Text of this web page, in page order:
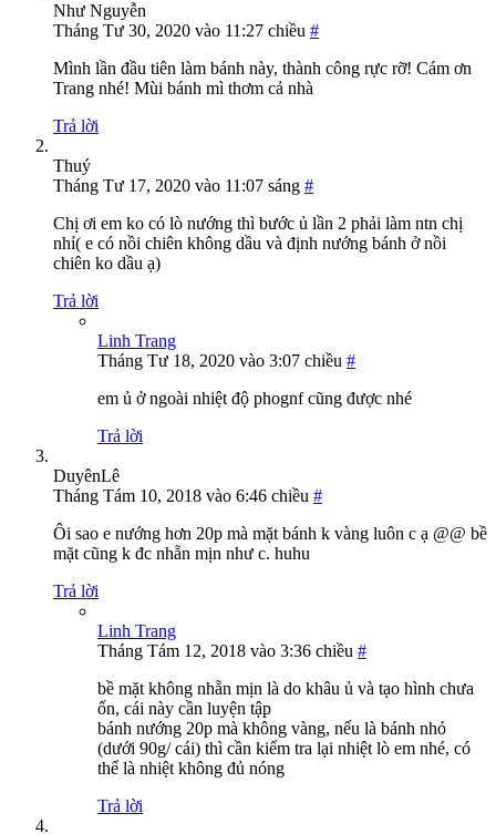
Như Nguyễn
Tháng Tư 30, 2020 vào 11:27 chiều #
Mình lần đầu tiên làm bánh này, thành công rực rỡ! Cám ơn
Trang nhé! Mùi bánh mì thơm cả nhà
Trả lời
Thuý
Tháng Tư 17, 2020 vào 11:07 sáng #
Chị ơi em ko có lò nướng thì bước ủ lần 2 phải làm ntn chị
nhỉ( e có nồi chiên không dầu và định nướng bánh ở nồi
chiên ko dầu ạ)
Trả lời
Linh Trang
Tháng Tư 18, 2020 vào 3:07 chiều #
em ủ ở ngoài nhiệt độ phognf cũng được nhé
Trả lời
DuyênLê
Tháng Tám 10, 2018 vào 6:46 chiều #
Ôi sao e nướng hơn 20p mà mặt bánh k vàng luôn c ạ @@ bề
mặt cũng k đc nhẵn mịn như c. huhu
Trả lời
Linh Trang
Tháng Tám 12, 2018 vào 3:36 chiều #
bề mặt không nhẵn mịn là do khâu ủ và tạo hình chưa
ổn, cái này cần luyện tập
bánh nướng 20p mà không vàng, nếu là bánh nhỏ
(dưới 90g/ cái) thì cần kiểm tra lại nhiệt lò em nhé, có
thể là nhiệt không đủ nóng
Trả lời